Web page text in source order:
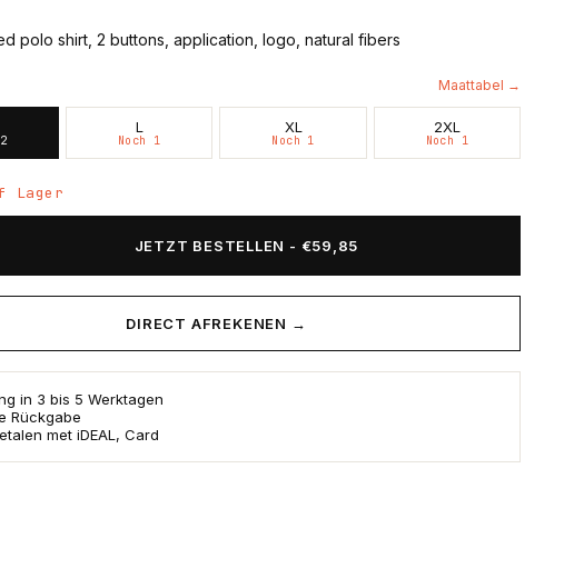
polo shirt, 2 buttons, application, logo, natural fibers
Maattabel →
L
Noch 1
XL
Noch 1
2XL
Noch 1
Lager
JETZT BESTELLEN - €59,85
DIRECT AFREKENEN →
in 3 bis 5 Werktagen
Rückgabe
met iDEAL, Card